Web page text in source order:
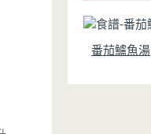
番茄鱸魚湯